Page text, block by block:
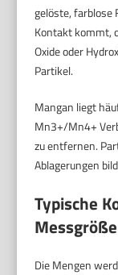
gelöste, farblose
Kontakt kommt,
Oxide oder
Partikel.
Mangan liegt
Mn3+/Mn4+
zu entfernen.
Ablagerungen
Typische
Die Mengen